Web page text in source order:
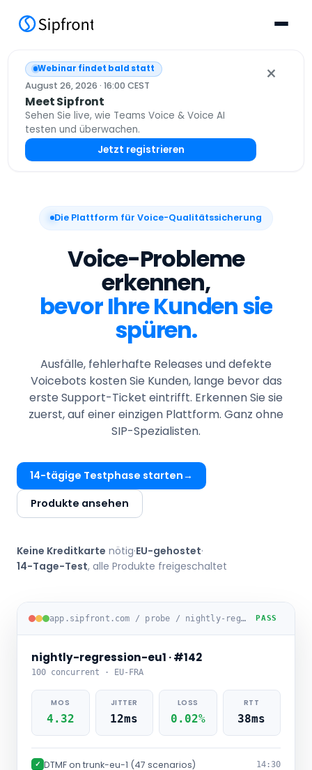
Webinar findet bald statt
August 26, 2026 · 16:00 CEST
Meet Sipfront
Sehen Sie live, wie Teams Voice & Voice AI
testen und überwachen.
Jetzt registrieren
×
Die Plattform für Voice-Qualitätssicherung
Voice-Probleme
erkennen,
bevor Ihre Kunden sie
spüren.
Ausfälle, fehlerhafte Releases und defekte
Voicebots kosten Sie Kunden, lange bevor das
erste Support-Ticket eintrifft. Erkennen Sie sie
zuerst, auf einer einzigen Plattform. Ganz ohne
SIP-Spezialisten.
14-tägige Testphase starten
Produkte ansehen
Keine Kreditkarte nötig·EU-gehostet·
14-Tage-Test, alle Produkte freigeschaltet
app.sipfront.com / probe / nightly-regression-eu1 PASS
nightly-regression-eu1 · #142
100 concurrent · EU-FRA
MOS
4.32
JITTER
12ms
LOSS
0.02%
RTT
38ms
✓ DTMF on trunk-eu-1 (47 scenarios) 14:30